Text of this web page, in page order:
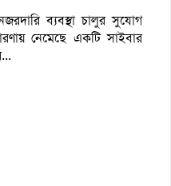
ব্যবস্থা চালুর সুযোগ
নেমেছে একটি সাইবার